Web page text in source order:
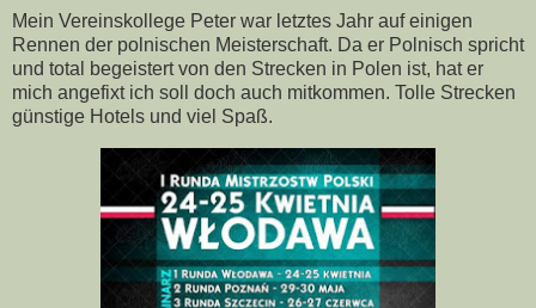
Mein Vereinskollege Peter war letztes Jahr auf einigen
Rennen der polnischen Meisterschaft. Da er Polnisch spricht
und total begeistert von den Strecken in Polen ist, hat er
mich angefixt ich soll doch auch mitkommen. Tolle Strecken
günstige Hotels und viel Spaß.